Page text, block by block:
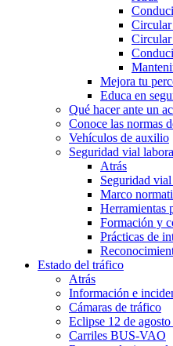
Mejora tu
Educa en
Qué hacer ante un
Conoce las normas
Vehículos de auxilio
Seguridad vial
Atrás
Seguridad
Marco
Herramientas
Formación y
Prácticas de
Estado del tráfico
Atrás
Información e
Cámaras de tráfico
Eclipse 12 de
Carriles BUS-VAO